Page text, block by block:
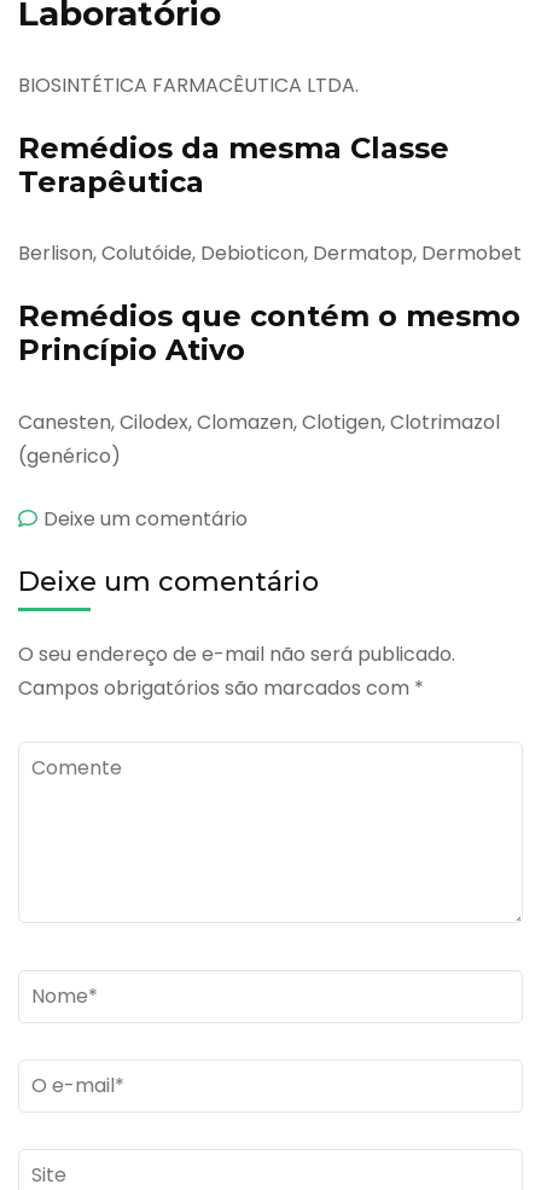
Laboratório
BIOSINTÉTICA FARMACÊUTICA LTDA.
Remédios da mesma Classe
Terapêutica
Berlison, Colutóide, Debioticon, Dermatop, Dermobet
Remédios que contém o mesmo
Princípio Ativo
Canesten, Cilodex, Clomazen, Clotigen, Clotrimazol
(genérico)
Deixe um comentário
Deixe um comentário
O seu endereço de e-mail não será publicado.
Campos obrigatórios são marcados com *
Comente
Name*
Email *
Site